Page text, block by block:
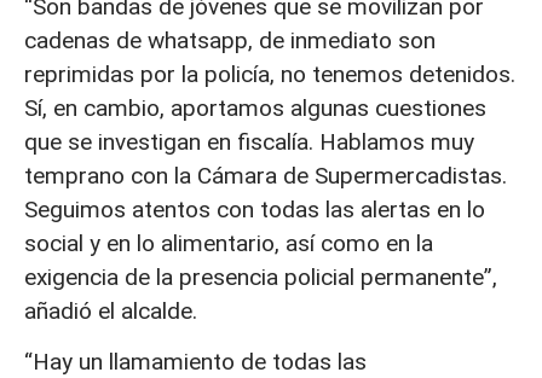
“Son bandas de jóvenes que se movilizan por
cadenas de whatsapp, de inmediato son
reprimidas por la policía, no tenemos detenidos.
Sí, en cambio, aportamos algunas cuestiones
que se investigan en fiscalía. Hablamos muy
temprano con la Cámara de Supermercadistas.
Seguimos atentos con todas las alertas en lo
social y en lo alimentario, así como en la
exigencia de la presencia policial permanente”,
añadió el alcalde.
“Hay un llamamiento de todas las